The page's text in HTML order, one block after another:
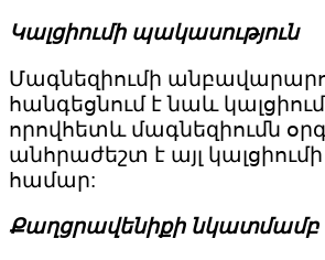
Կալցիումի պակասություն
Մագնեզիումի
հանգեցնում է նաև
որովհետև մագնեզիումն
անհրաժեշտ է այլ
համար:
Քաղցրավենիքի